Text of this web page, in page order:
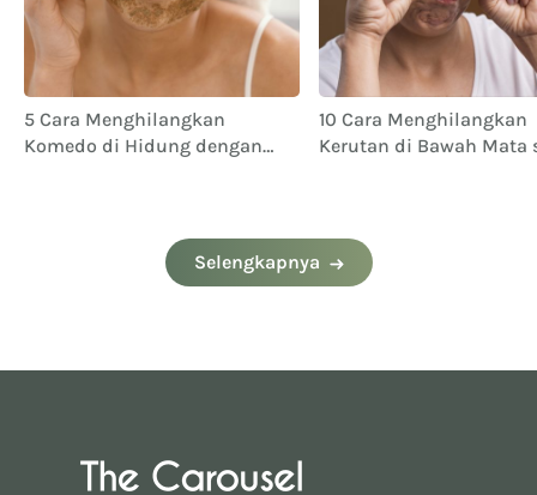
5 Cara Menghilangkan
Komedo di Hidung dengan
10 Cara Menghilangkan
Kerutan di Bawah Mata
Selengkapnya